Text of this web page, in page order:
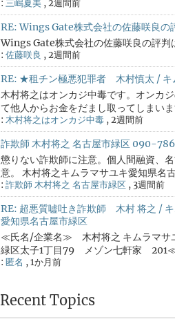
: 三嶋夏美 ,2週間前
RE: Wings Gate株式会社の佐藤咲良の
Wings Gate株式会社の佐藤咲良の評判
: 佐藤咲良 ,2週間前
RE: ★租チン極悪犯罪者 木村慎太 /
木村将之はオンカジ中毒です。オンカ
て他人からお金をだまし取ってしまい
: 木村将之はオンカジ中毒 ,2週間前
詐欺師 木村将之 名古屋市緑区 090-
懲りない詐欺師に注意。個人間融資、
意。 木村将之キムラマサユキ愛知県名
: 詐欺師 木村将之 名古屋市緑区 , 3週間前
RE: 超悪質嘘吐き詐欺師 木村 将之 /
愛知県名古屋市緑区
≪氏名/企業名≫ 木村将之 キムラマ
緑区太子1丁目79 メゾン七軒家
: 匿名 ,1か月前
Recent Topics